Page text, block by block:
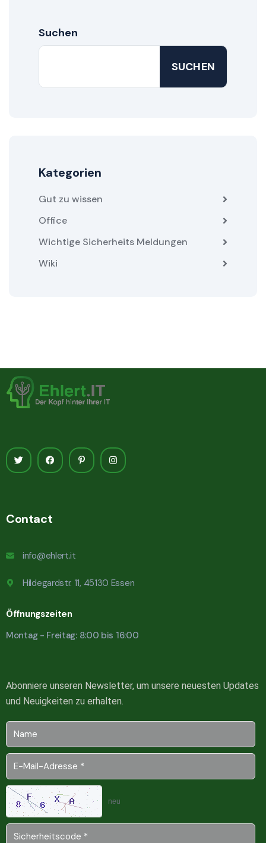
Suchen
SUCHEN
Kategorien
Gut zu wissen
Office
Wichtige Sicherheits Meldungen
Wiki
Contact
info@ehlert.it
Hildegardstr. 11, 45130 Essen
Öffnungszeiten
Montag - Freitag: 8:00 bis 16:00
Abonniere unseren Newsletter, um unsere neuesten Updates
und Neuigkeiten zu erhalten.
neu